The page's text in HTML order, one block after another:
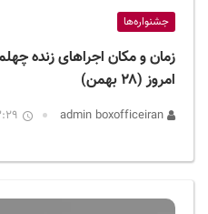
جشنواره‌ها
زمان و مکان اجراهای زنده
امروز (۲۸ بهمن)